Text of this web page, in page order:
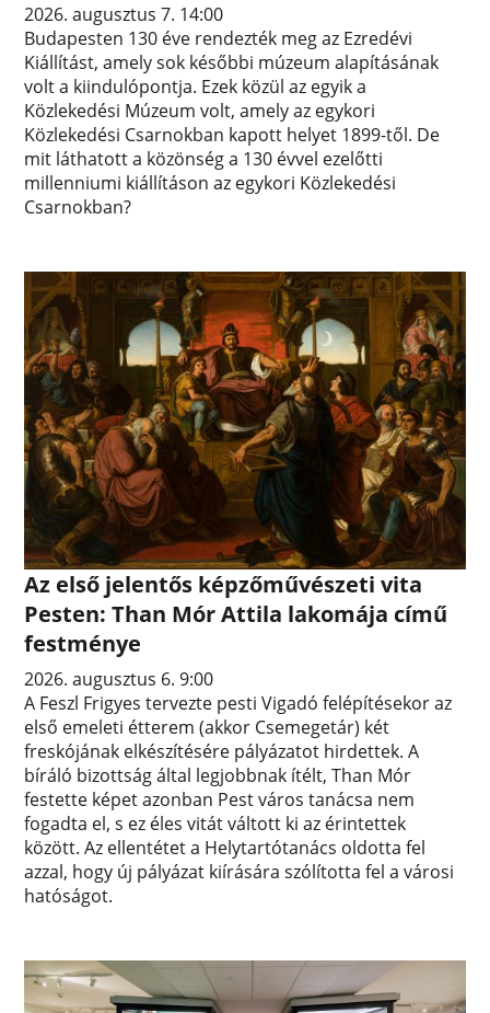
2026. augusztus 7. 14:00
Budapesten 130 éve rendezték meg az Ezredévi
Kiállítást, amely sok későbbi múzeum alapításának
volt a kiindulópontja. Ezek közül az egyik a
Közlekedési Múzeum volt, amely az egykori
Közlekedési Csarnokban kapott helyet 1899-től. De
mit láthatott a közönség a 130 évvel ezelőtti
millenniumi kiállításon az egykori Közlekedési
Csarnokban?
Az első jelentős képzőművészeti vita
Pesten: Than Mór Attila lakomája című
festménye
2026. augusztus 6. 9:00
A Feszl Frigyes tervezte pesti Vigadó felépítésekor az
első emeleti étterem (akkor Csemegetár) két
freskójának elkészítésére pályázatot hirdettek. A
bíráló bizottság által legjobbnak ítélt, Than Mór
festette képet azonban Pest város tanácsa nem
fogadta el, s ez éles vitát váltott ki az érintettek
között. Az ellentétet a Helytartótanács oldotta fel
azzal, hogy új pályázat kiírására szólította fel a városi
hatóságot.